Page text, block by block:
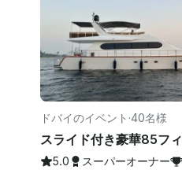
ドバイのイベント ·40名様
5.0 スーパーオーナー